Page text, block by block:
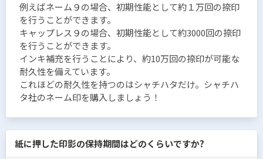
例えばネーム９の場合、初期性能として約１万回の捺印
を行うことができます。
キャップレス９の場合、初期性能として約3000回の捺印
を行うことができます。
インキ補充を行うことにより、約10万回の捺印が可能な
耐久性を備えています。
これほどの耐久性を持つのはシャチハタだけ。シャチハ
タ社のネーム印を購入しましょう！
紙に押した印影の保持期間はどのくらいですか?